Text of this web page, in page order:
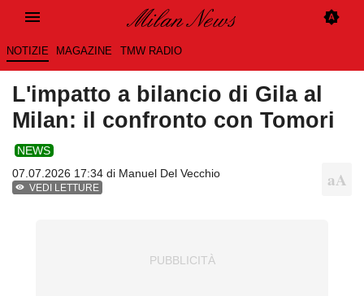
NOTIZIE MAGAZINE TMW RADIO
L'impatto a bilancio di Gila al
Milan: il confronto con Tomori
NEWS
07.07.2026 17:34 di Manuel Del Vecchio
VEDI LETTURE